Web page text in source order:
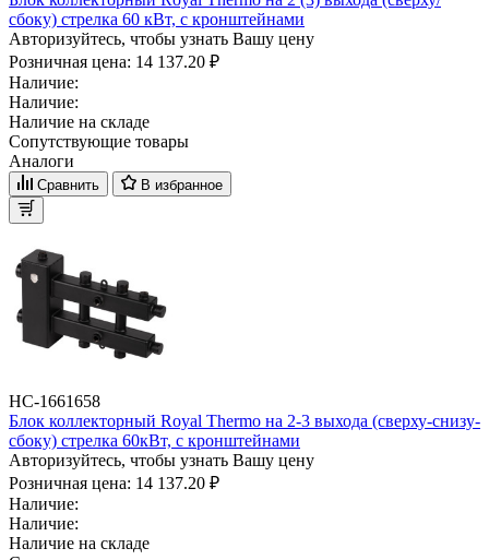
сбоку) стрелка 60 кВт, с кронштейнами
Авторизуйтесь, чтобы узнать Вашу цену
Розничная цена: 14 137.20 ₽
Наличие:
Наличие:
Наличие на складе
Сопутствующие товары
Аналоги
Сравнить В избранное
НС-1661658
Блок коллекторный Royal Thermo на 2-3 выхода (сверху-снизу-
сбоку) стрелка 60кВт, с кронштейнами
Авторизуйтесь, чтобы узнать Вашу цену
Розничная цена: 14 137.20 ₽
Наличие:
Наличие:
Наличие на складе